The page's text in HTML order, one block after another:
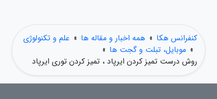
کنفرانس هکا » همه اخبار و مقاله ها » علم و تکنولوژی
» موبایل، تبلت و گجت ها »
روش درست تمیز کردن ایرپاد ، تمیز کردن توری ایرپاد